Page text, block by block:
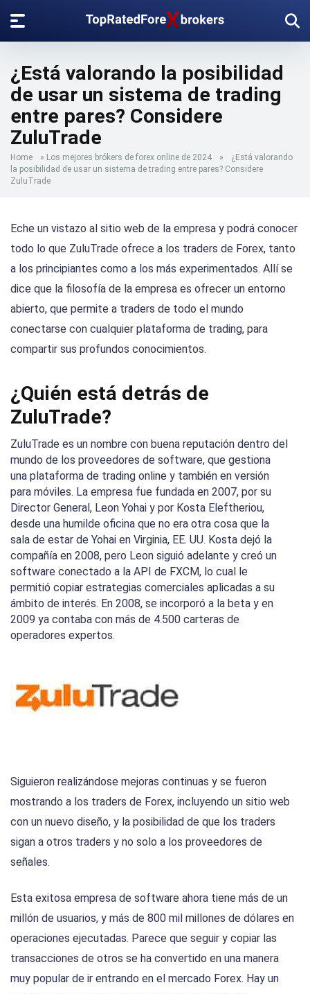
¿Está valorando la posibilidad
de usar un sistema de trading
entre pares? Considere
ZuluTrade
Home » Los mejores brókers de forex online de 2024 »
¿Está valorando
la posibilidad de usar un sistema de trading entre pares? Considere
ZuluTrade
Eche un vistazo al sitio web de la empresa y podrá conocer
todo lo que ZuluTrade ofrece a los traders de Forex, tanto
a los principiantes como a los más experimentados. Allí se
dice que la filosofía de la empresa es ofrecer un entorno
abierto, que permite a traders de todo el mundo
conectarse con cualquier plataforma de trading, para
compartir sus profundos conocimientos.
¿Quién está detrás de
ZuluTrade?
ZuluTrade es un nombre con buena reputación dentro del
mundo de los proveedores de software, que gestiona
una plataforma de trading online y también en versión
para móviles. La empresa fue fundada en 2007, por su
Director General, Leon Yohai y por Kosta Eleftheriou,
desde una humilde oficina que no era otra cosa que la
sala de estar de Yohai en Virginia, EE. UU. Kosta dejó la
compañía en 2008, pero Leon siguió adelante y creó un
software conectado a la API de FXCM, lo cual le
permitió copiar estrategias comerciales aplicadas a su
ámbito de interés. En 2008, se incorporó a la beta y en
2009 ya contaba con más de 4.500 carteras de
operadores expertos.
Siguieron realizándose mejoras continuas y se fueron
mostrando a los traders de Forex, incluyendo un sitio web
con un nuevo diseño, y la posibilidad de que los traders
sigan a otros traders y no solo a los proveedores de
señales.
Esta exitosa empresa de software ahora tiene más de un
millón de usuarios, y más de 800 mil millones de dólares en
operaciones ejecutadas. Parece que seguir y copiar las
transacciones de otros se ha convertido en una manera
muy popular de ir entrando en el mercado Forex. Hay un